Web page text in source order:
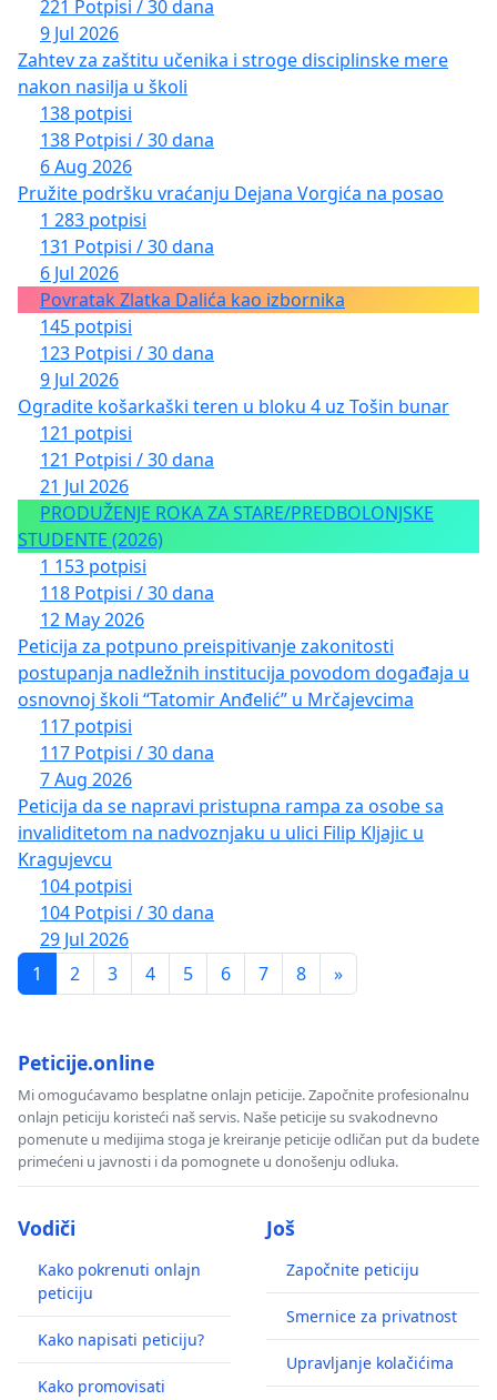
221 Potpisi / 30 dana
9 Jul 2026
Zahtev za zaštitu učenika i stroge disciplinske mere
nakon nasilja u školi
138 potpisi
138 Potpisi / 30 dana
6 Aug 2026
Pružite podršku vraćanju Dejana Vorgića na posao
1 283 potpisi
131 Potpisi / 30 dana
6 Jul 2026
Povratak Zlatka Dalića kao izbornika
145 potpisi
123 Potpisi / 30 dana
9 Jul 2026
Ogradite košarkaški teren u bloku 4 uz Tošin bunar
121 potpisi
121 Potpisi / 30 dana
21 Jul 2026
PRODUŽENJE ROKA ZA STARE/PREDBOLONJSKE
STUDENTE (2026)
1 153 potpisi
118 Potpisi / 30 dana
12 May 2026
Peticija za potpuno preispitivanje zakonitosti
postupanja nadležnih institucija povodom događaja u
osnovnoj školi “Tatomir Anđelić” u Mrčajevcima
117 potpisi
117 Potpisi / 30 dana
7 Aug 2026
Peticija da se napravi pristupna rampa za osobe sa
invaliditetom na nadvoznjaku u ulici Filip Kljajic u
Kragujevcu
104 potpisi
104 Potpisi / 30 dana
29 Jul 2026
1
2 3 4 5 6 7 8 »
Peticije.online
Mi omogućavamo besplatne onlajn peticije. Započnite profesionalnu
onlajn peticiju koristeći naš servis. Naše peticije su svakodnevno
pomenute u medijima stoga je kreiranje peticije odličan put da budete
primećeni u javnosti i da pomognete u donošenju odluka.
Vodiči
Kako pokrenuti onlajn
peticiju
Kako napisati peticiju?
Kako promovisati
Još
Započnite peticiju
Smernice za privatnost
Upravljanje kolačićima